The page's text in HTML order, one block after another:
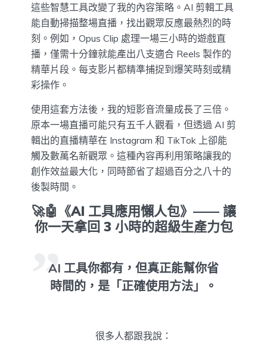
這些智慧工具改變了我的內容策略。AI 剪輯工具
能自動掃描整場直播，找出觀眾反應最熱烈的時
刻。例如，Opus Clip 處理一場三小時的遊戲直
播，僅需十分鐘就能產出八支適合 Reels 製作的
精華片段。每支影片都精準捕捉到爆笑時刻或精
彩操作。
使用這套方法後，我的短影音流量成長了三倍。
原本一場直播可能只有五千人觀看，但透過 AI 剪
輯出的直播精華在 Instagram 和 TikTok 上卻能
觸及數萬名新觀眾。這種內容再利用策略讓我的
創作效益最大化，同時節省了超過百分之八十的
後製時間。
🚀🤖《AI 工具應用懶人包》—— 讓
你一天拿回 3 小時的超級生產力包
AI 工具你都有，但真正能幫你省
時間的，是「正確使用方法」。
很多人都跟我說：